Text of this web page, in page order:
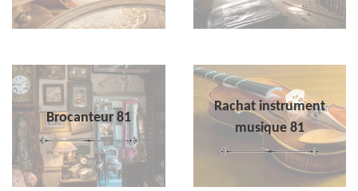
Brocanteur 81
Rachat instrument
musique 81